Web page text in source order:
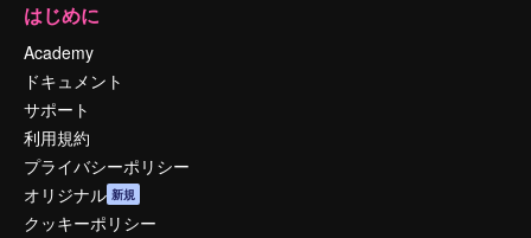
はじめに
Academy
ドキュメント
サポート
利用規約
プライバシーポリシー
オリジナル 新規
クッキーポリシー